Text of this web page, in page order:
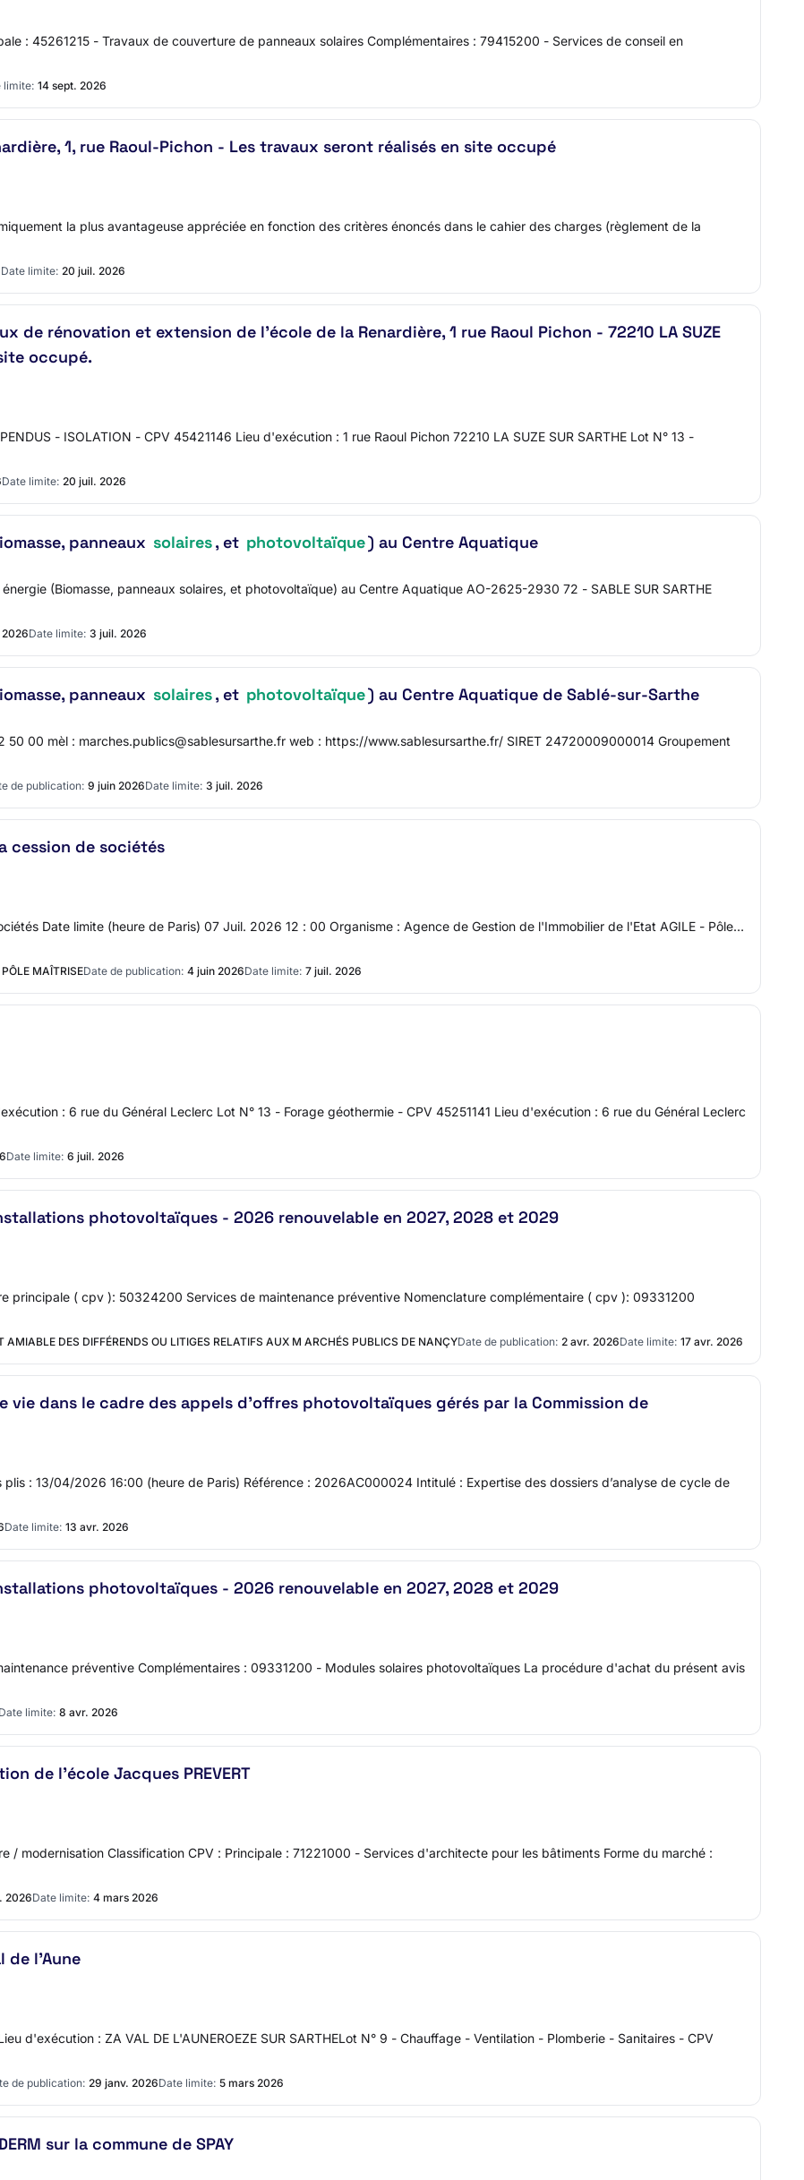
: 45261215 - Travaux de couverture de panneaux solaires Complémentaires : 79415200 - Services de conseil en
limite: 14 sept. 2026
1, rue Raoul-Pichon - Les travaux seront réalisés en site occupé
la plus avantageuse appréciée en fonction des critères énoncés dans le cahier des charges (règlement de la
Date limite: 20 juil. 2026
de rénovation et extension de l'école de la Renardière, 1 rue Raoul Pichon - 72210 LA SUZE
occupé.
- ISOLATION - CPV 45421146 Lieu d'exécution : 1 rue Raoul Pichon 72210 LA SUZE SUR SARTHE Lot N° 13 -
Date limite: 20 juil. 2026
panneaux solaires, et photovoltaïque) au Centre Aquatique
(Biomasse, panneaux solaires, et photovoltaïque) au Centre Aquatique AO-2625-2930 72 - SABLE SUR SARTHE
2026Date limite: 3 juil. 2026
panneaux solaires, et photovoltaïque) au Centre Aquatique de Sablé-sur-Sarthe
00 mèl : marches.publics@sablesursarthe.fr web : https://www.sablesursarthe.fr/ SIRET 24720009000014 Groupement
de publication: 9 juin 2026Date limite: 3 juil. 2026
cession de sociétés
Date limite (heure de Paris) 07 Juil. 2026 12 : 00 Organisme : Agence de Gestion de l'Immobilier de l'Etat AGILE - Pôle…
MAÎTRISEDate de publication: 4 juin 2026Date limite: 7 juil. 2026
: 6 rue du Général Leclerc Lot N° 13 - Forage géothermie - CPV 45251141 Lieu d'exécution : 6 rue du Général Leclerc
Date limite: 6 juil. 2026
photovoltaïques - 2026 renouvelable en 2027, 2028 et 2029
principale ( cpv ): 50324200 Services de maintenance préventive Nomenclature complémentaire ( cpv ): 09331200
AMIABLE DES DIFFÉRENDS OU LITIGES RELATIFS AUX M ARCHÉS PUBLICS DE NANÇYDate de publication: 2 avr. 2026Date limite: 17 avr. 2026
vie dans le cadre des appels d’offres photovoltaïques gérés par la Commission de
: 13/04/2026 16:00 (heure de Paris) Référence : 2026AC000024 Intitulé : Expertise des dossiers d’analyse de cycle de
Date limite: 13 avr. 2026
photovoltaïques - 2026 renouvelable en 2027, 2028 et 2029
préventive Complémentaires : 09331200 - Modules solaires photovoltaïques La procédure d'achat du présent avis
Date limite: 8 avr. 2026
de l'école Jacques PREVERT
/ modernisation Classification CPV : Principale : 71221000 - Services d'architecte pour les bâtiments Forme du marché :
2026Date limite: 4 mars 2026
de l'Aune
d'exécution : ZA VAL DE L'AUNEROEZE SUR SARTHELot N° 9 - Chauffage - Ventilation - Plomberie - Sanitaires - CPV
de publication: 29 janv. 2026Date limite: 5 mars 2026
sur la commune de SPAY